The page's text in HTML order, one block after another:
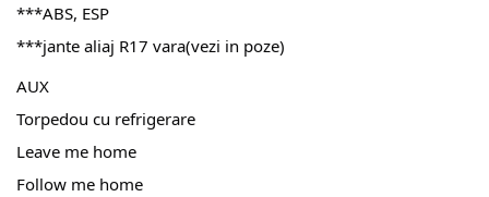
***ABS, ESP
***jante aliaj R17 vara(vezi in poze)
AUX
Torpedou cu refrigerare
Leave me home
Follow me home